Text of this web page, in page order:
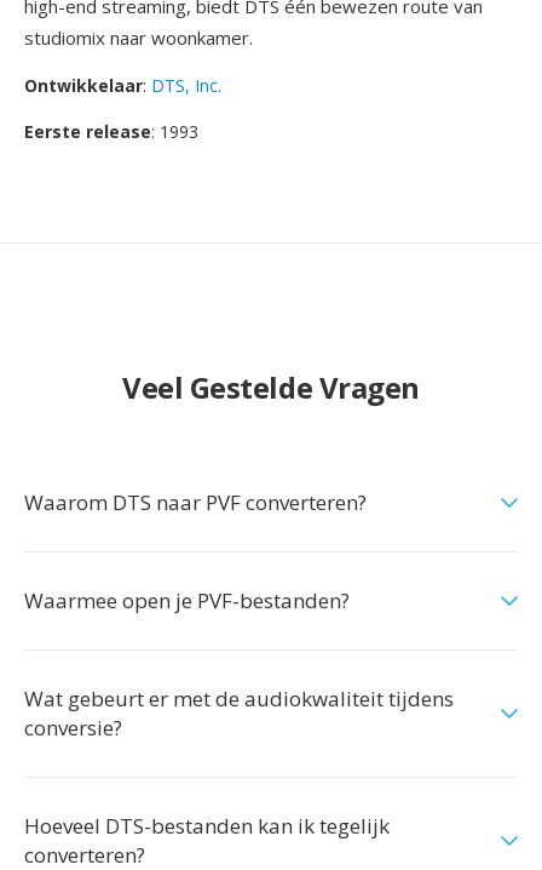
high-end streaming, biedt DTS één bewezen route van
studiomix naar woonkamer.
Ontwikkelaar: DTS, Inc.
Eerste release: 1993
Veel Gestelde Vragen
Waarom DTS naar PVF converteren?
Waarmee open je PVF-bestanden?
Wat gebeurt er met de audiokwaliteit tijdens
conversie?
Hoeveel DTS-bestanden kan ik tegelijk
converteren?